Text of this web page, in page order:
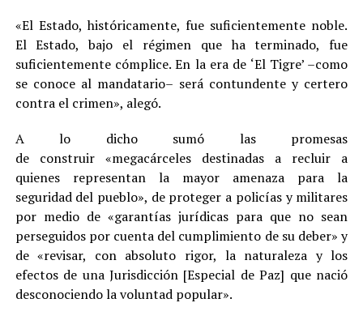
«El Estado, históricamente, fue suficientemente noble.
El Estado, bajo el régimen que ha terminado, fue
suficientemente cómplice. En la era de ‘El Tigre’ –como
se conoce al mandatario– será contundente y certero
contra el crimen», alegó.
A lo dicho sumó las promesas
de construir «megacárceles destinadas a recluir a
quienes representan la mayor amenaza para la
seguridad del pueblo», de proteger a policías y militares
por medio de «garantías jurídicas para que no sean
perseguidos por cuenta del cumplimiento de su deber» y
de «revisar, con absoluto rigor, la naturaleza y los
efectos de una Jurisdicción [Especial de Paz] que nació
desconociendo la voluntad popular».